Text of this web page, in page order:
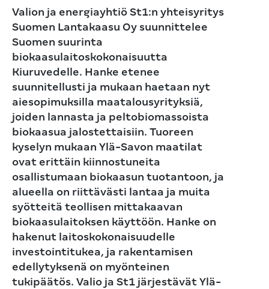
Valion ja energiayhtiö St1:n yhteisyritys
Suomen Lantakaasu Oy suunnittelee
Suomen suurinta
biokaasulaitoskokonaisuutta
Kiuruvedelle. Hanke etenee
suunnitellusti ja mukaan haetaan nyt
aiesopimuksilla maatalousyrityksiä,
joiden lannasta ja peltobiomassoista
biokaasua jalostettaisiin. Tuoreen
kyselyn mukaan Ylä-Savon maatilat
ovat erittäin kiinnostuneita
osallistumaan biokaasun tuotantoon, ja
alueella on riittävästi lantaa ja muita
syötteitä teollisen mittakaavan
biokaasulaitoksen käyttöön. Hanke on
hakenut laitoskokonaisuudelle
investointitukea, ja rakentamisen
edellytyksenä on myönteinen
tukipäätös. Valio ja St1 järjestävät Ylä-